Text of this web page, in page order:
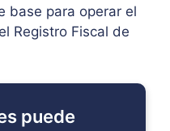
base para operar el
Registro Fiscal de
puede